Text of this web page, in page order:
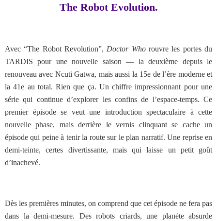
The Robot Evolution.
Avec “The Robot Revolution”, Doctor Whorouvre les portes du
TARDIS pour une nouvelle saison — la deuxième depuis le
renouveau avec Ncuti Gatwa, mais aussi la 15e de l’ère moderne et
la 41e au total. Rien que ça. Un chiffre impressionnant pour une
série qui continue d’explorer les confins de l’espace-temps. Ce
premier épisode se veut une introduction spectaculaire à cette
nouvelle phase, mais derrière le vernis clinquant se cache un
épisode qui peine à tenir la route sur le plan narratif. Une reprise en
demi-teinte, certes divertissante, mais qui laisse un petit goût
d’inachevé.
Dès les premières minutes, on comprend que cet épisode ne fera pas
dans la demi-mesure. Des robots criards, une planète absurde